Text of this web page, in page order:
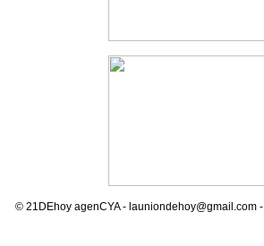
© 21DEhoy agenCYA - launiondehoy@gmail.com -